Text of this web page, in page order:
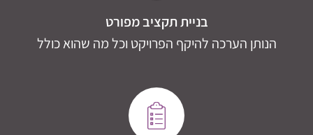
בניית תקציב מפורט
הנותן הערכה להיקף הפרויקט וכל מה שהוא כולל